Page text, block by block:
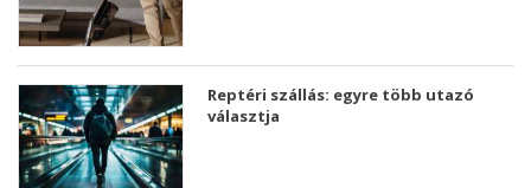
Reptéri szállás: egyre több utazó
választja